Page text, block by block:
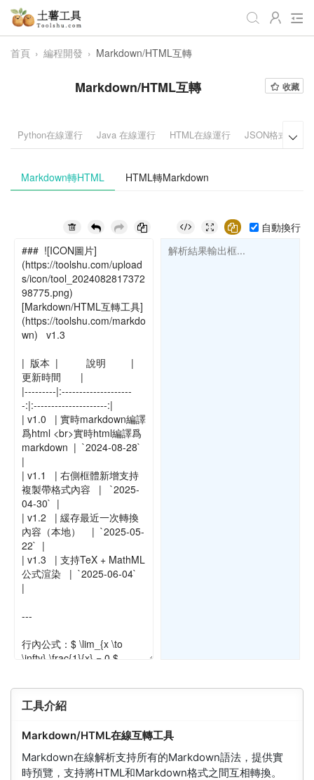
視頻處理
網站導航
首頁 › 編程開發 › Markdown/HTML互轉
Markdown/HTML互轉 收藏
Python在線運行 Java 在線運行 HTML在線運行 JSON格式化

Markdown轉HTML HTML轉Markdown
自動換行
解析結果輸出框...
工具介紹
Markdown/HTML在線互轉工具
Markdown在線解析支持所有的Markdown語法，提供實
時預覽，支持將HTML和Markdown格式之間互相轉換。